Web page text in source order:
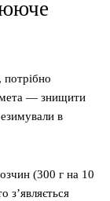
мета — знищити
в
(300 г на 10
з’являється